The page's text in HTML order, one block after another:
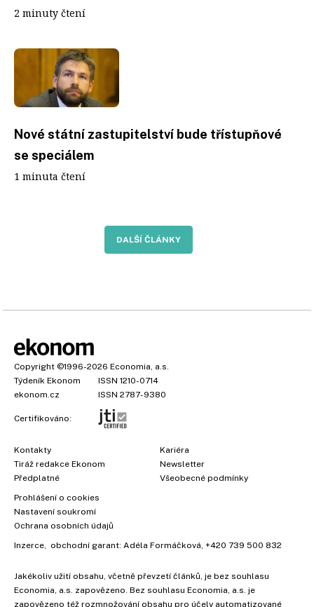
2 minuty čtení
Nové státní zastupitelství bude třístupňové
se speciálem
1 minuta čtení
DALŠÍ ČLÁNKY
Copyright ©1996-2026 Economia, a.s.
Týdeník Ekonom
ISSN 1210-0714
ekonom.cz
ISSN 2787-9380
Certifikováno:
Kontakty
Tiráž redakce Ekonom
Předplatné
Kariéra
Newsletter
Všeobecné podmínky
Prohlášení o cookies
Nastavení soukromí
Ochrana osobních údajů
Inzerce, obchodní garant: Adéla Formáčková, +420 739 500 832
Jakékoliv užití obsahu, včetně převzetí článků, je bez souhlasu
Economia, a.s. zapovězeno. Bez souhlasu Economia, a.s. je
zapovězeno též rozmnožování obsahu pro účely automatizované